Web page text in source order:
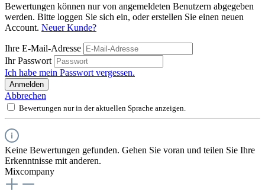
Bewertungen können nur von angemeldeten Benutzern abgegeben
werden. Bitte loggen Sie sich ein, oder erstellen Sie einen neuen
Account. Neuer Kunde?
Ihre E-Mail-Adresse
Ihr Passwort
Ich habe mein Passwort vergessen.
Anmelden
Abbrechen
Bewertungen nur in der aktuellen Sprache anzeigen.
Keine Bewertungen gefunden. Gehen Sie voran und teilen Sie Ihre
Erkenntnisse mit anderen.
Mixcompany